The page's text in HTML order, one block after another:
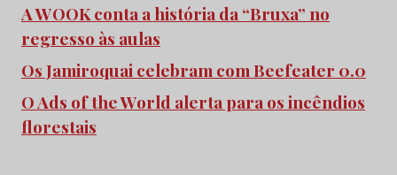
A WOOK conta a história da “Bruxa” no
regresso às aulas
Os Jamiroquai celebram com Beefeater 0.0
O Ads of the World alerta para os incêndios
florestais